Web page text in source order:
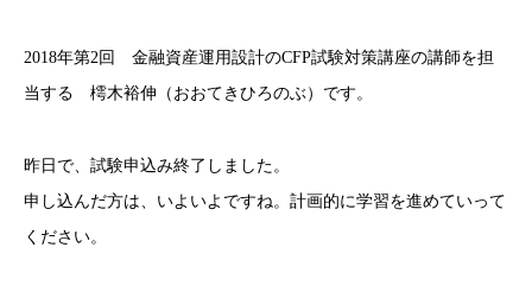
2018年第2回 金融資産運用設計のCFP試験対策講座の講師を担
当する 樗木裕伸（おおてきひろのぶ）です。
昨日で、試験申込み終了しました。
申し込んだ方は、いよいよですね。計画的に学習を進めていって
ください。